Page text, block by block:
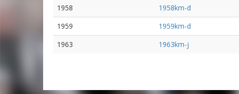
1958 1958km-d
1959
1959km-d
1963
1963km-j